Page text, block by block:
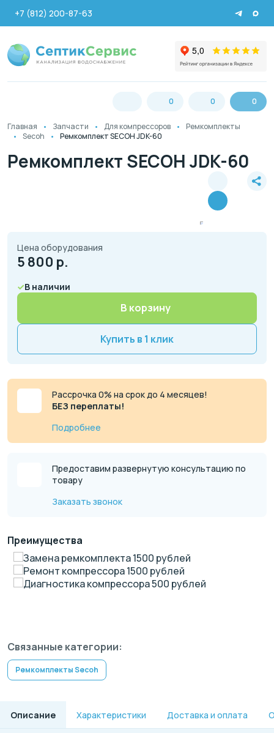
+7 (812) 200-87-63
0 0 0
Главная Запчасти Для компрессоров
Ремкомплекты
Secoh
Ремкомплект SECOH JDK-60
Ремкомплект SECOH JDK-60
Цена оборудования
5 800 р.
В наличии
В корзину
Купить в 1 клик
Рассрочка 0% на срок до 4 месяцев!
БЕЗ переплаты!
Подробнее
Предоставим развернутую консультацию по
товару
Заказать звонок
Преимущества
Замена ремкомплекта 1500 рублей
Ремонт компрессора 1500 рублей
Диагностика компрессора 500 рублей
Связанные категории:
Ремкомплекты Secoh
Описание Характеристики Доставка и оплата